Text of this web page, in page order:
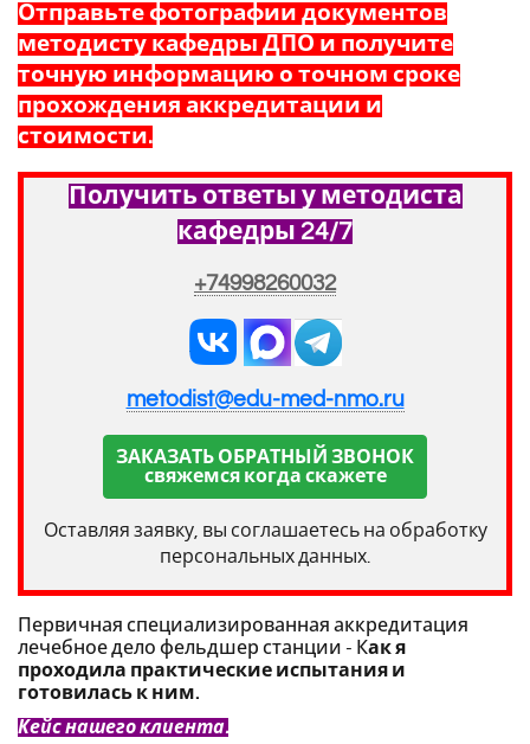
Отправьте фотографии документов
методисту кафедры ДПО и получите
точную информацию о точном сроке
прохождения аккредитации и
стоимости.
Получить ответы у методиста
кафедры 24/7
+74998260032
metodist@edu-med-nmo.ru
ЗАКАЗАТЬ ОБРАТНЫЙ ЗВОНОК
свяжемся когда скажете
Оставляя заявку, вы соглашаетесь на обработку
персональных данных.
Первичная специализированная аккредитация
лечебное дело фельдшер станции - Как я
проходила практические испытания и
готовилась к ним.
Кейс нашего клиента.